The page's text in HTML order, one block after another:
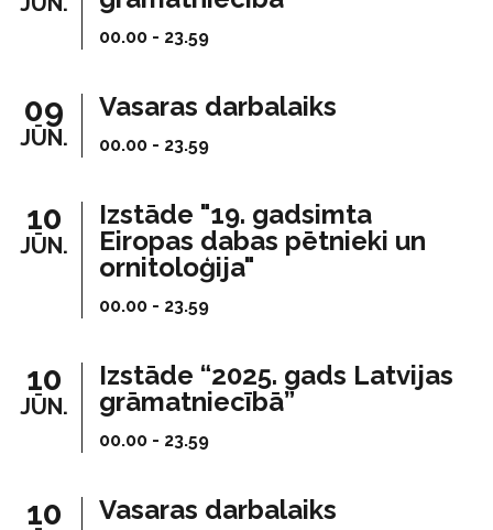
00.00 - 23.59
09
JŪN.
Vasaras darbalaiks
00.00 - 23.59
10
JŪN.
Izstāde "19. gadsimta
Eiropas dabas pētnieki un
ornitoloģija"
00.00 - 23.59
10
JŪN.
Izstāde “2025. gads Latvijas
grāmatniecībā”
00.00 - 23.59
10 Vasaras darbalaiks